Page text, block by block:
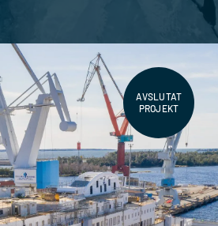
AVSLUTAT
PROJEKT